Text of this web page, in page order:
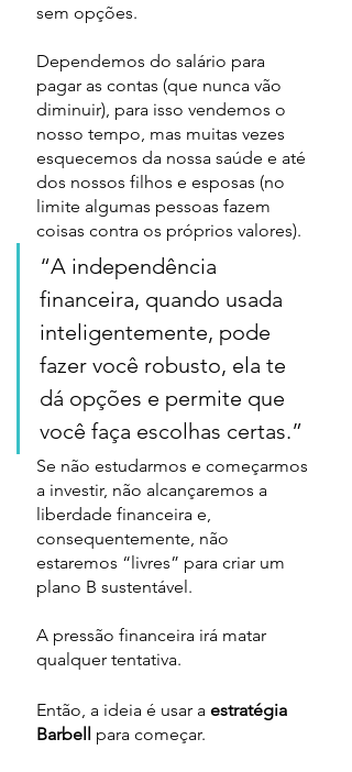
sem opções.
Dependemos do salário para
pagar as contas (que nunca vão
diminuir), para isso vendemos o
nosso tempo, mas muitas vezes
esquecemos da nossa saúde e até
dos nossos filhos e esposas (no
limite algumas pessoas fazem
coisas contra os próprios valores).
“A independência
financeira, quando usada
inteligentemente, pode
fazer você robusto, ela te
dá opções e permite que
você faça escolhas certas.”
Se não estudarmos e começarmos
a investir, não alcançaremos a
liberdade financeira e,
consequentemente, não
estaremos “livres” para criar um
plano B sustentável.
A pressão financeira irá matar
qualquer tentativa.
Então, a ideia é usar a estratégia
Barbell para começar.